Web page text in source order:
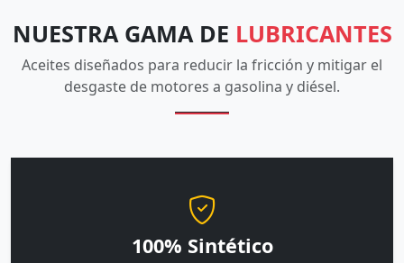
NUESTRA GAMA DE LUBRICANTES
Aceites diseñados para reducir la fricción y mitigar el
desgaste de motores a gasolina y diésel.
100% Sintético